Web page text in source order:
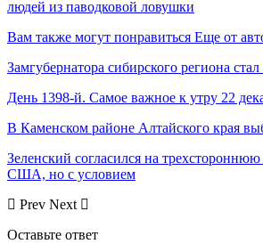
людей из паводковой ловушки
Вам также могут понравиться Еще от
Замгубернатора сибирского региона
День 1398-й. Самое важное к утру 22
В Каменском районе Алтайского края
Зеленский согласился на
США, но с условием
Prev Next
Оставьте ответ